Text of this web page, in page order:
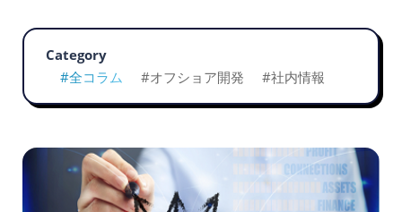
Category
#全コラム
#オフショア開発 #社内情報